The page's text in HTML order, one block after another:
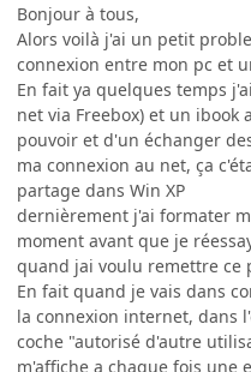
Bonjour à tous,
Alors voilà j'ai un petit
connexion entre mon pc et
En fait ya quelques temps
net via Freebox) et un ibook
pouvoir et d'un échanger
ma connexion au net, ça
partage dans Win XP
dernièrement j'ai formater
moment avant que je
quand jai voulu remettre ce
En fait quand je vais dans
la connexion internet, dans
coche "autorisé d'autre
m'affiche a chaque fois une